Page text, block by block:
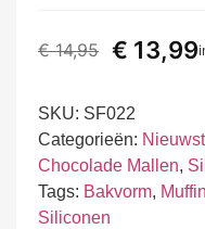
€14,95 € 13,99
SKU: SF022
Categorieën:
Chocolade Mallen,
Tags: Bakvorm,
Siliconen